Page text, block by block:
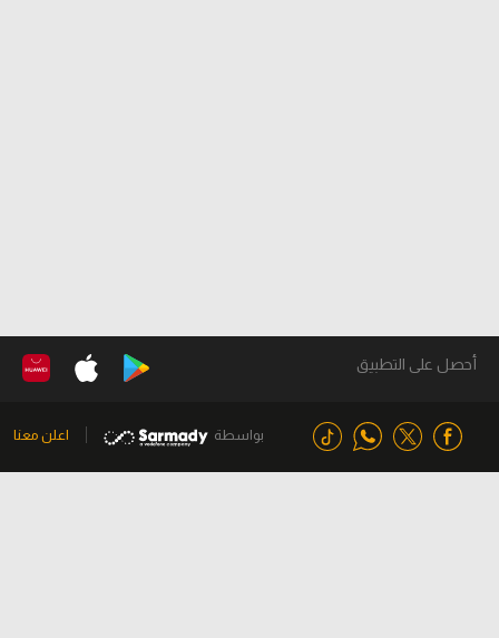
أحصل على التطبيق
بواسطة اعلن معنا